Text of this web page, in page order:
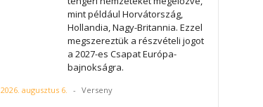
mint például Horvátország,
Hollandia, Nagy-Britannia. Ezzel
megszereztük a részvételi jogot
a 2027-es Csapat Európa-
bajnokságra.
2026. augusztus 6. - Verseny